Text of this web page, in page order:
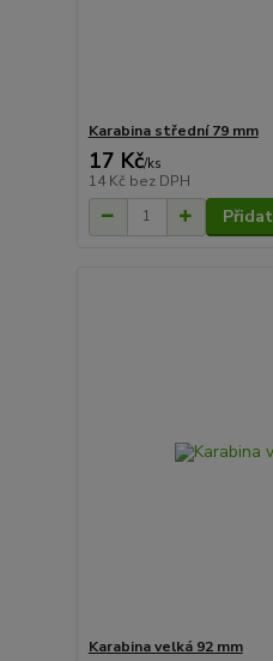
Karabina střední 79 mm
17 Kč/ks
14 Kč bez DPH
Karabina velká 92 mm